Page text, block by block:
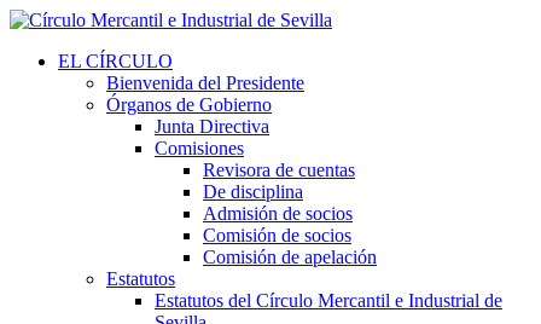
EL CÍRCULO
Bienvenida del Presidente
Órganos de Gobierno
Junta Directiva
Comisiones
Revisora de cuentas
De disciplina
Admisión de socios
Comisión de socios
Comisión de apelación
Estatutos
Estatutos del Círculo Mercantil e Industrial de